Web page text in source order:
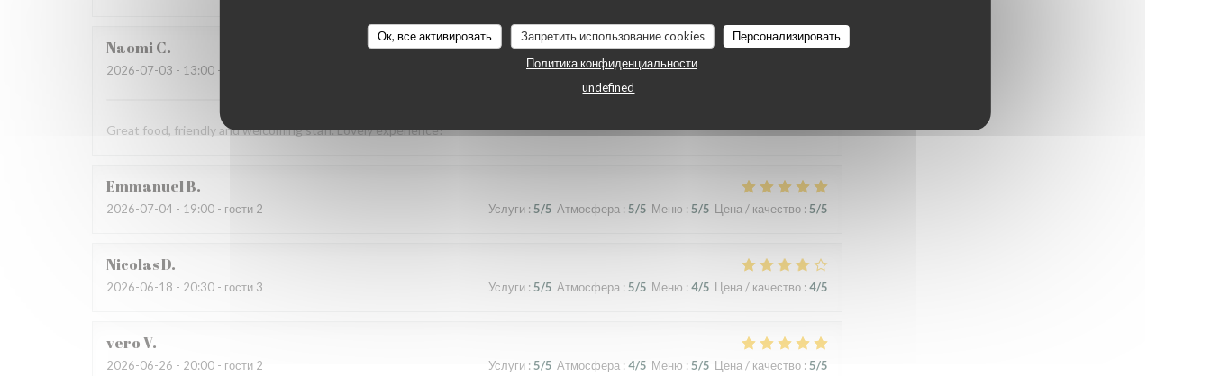
Ок, все активировать Запретить использование cookies
Персонализировать
Политика конфиденциальности
undefined
NaomiC
2026-07-03 - 13:00 - гости 4 :5/5 Атмосфера:5/5 Меню:5
Great food, friendly and welcoming staff. Lovely experience!
EmmanuelB
2026-07-04 - 19:00 - гости 2 Услуги: 5/5 Атмосфера : 5/5 Меню : 5/5 Цена / качество: 5/5
NicolasD
2026-06-18 - 20:30 - гости 3 Услуги: 5/5 Атмосфера : 5/5 Меню : 4/5 Цена / качество: 4/5
veroV
2026-06-26 - 20:00 - гости 2 Услуги: 5/5 Атмосфера : 4/5 Меню : 5/5 Цена / качество: 5/5